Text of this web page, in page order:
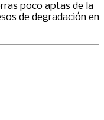
poco aptas de la
de degradación en